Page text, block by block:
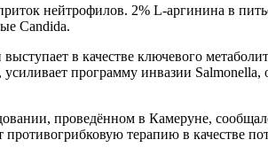
нейтрофилов. 2% L-аргинина в
Candida.
в качестве ключевого
программу инвазии
проведённом в Камеруне,
терапию в качестве